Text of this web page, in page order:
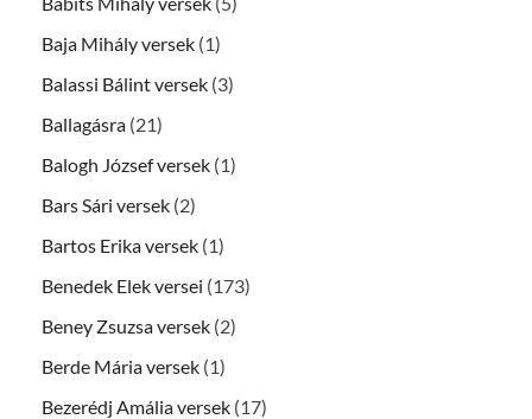
Baja Mihály versek (1)
Balassi Bálint versek (3)
Ballagásra (21)
Balogh József versek (1)
Bars Sári versek (2)
Bartos Erika versek (1)
Benedek Elek versei (173)
Beney Zsuzsa versek (2)
Berde Mária versek (1)
Bezerédj Amália versek (17)